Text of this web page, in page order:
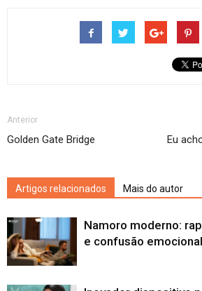
Anterior
Golden Gate Bridge Eu
Artigos relacionados Mais do autor
Namoro moderno:
e confusão emocional